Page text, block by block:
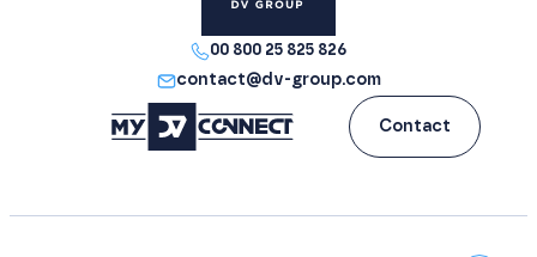
00 800 25 825 826
contact@dv-group.com
Contact